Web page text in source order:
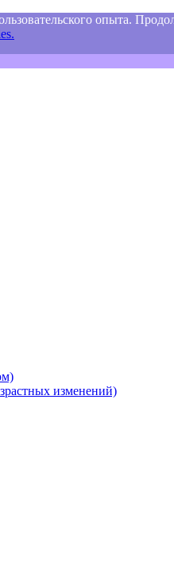
опыта.
изменений)